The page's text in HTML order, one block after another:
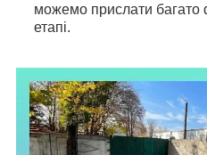
можемо прислати багато
етапі.